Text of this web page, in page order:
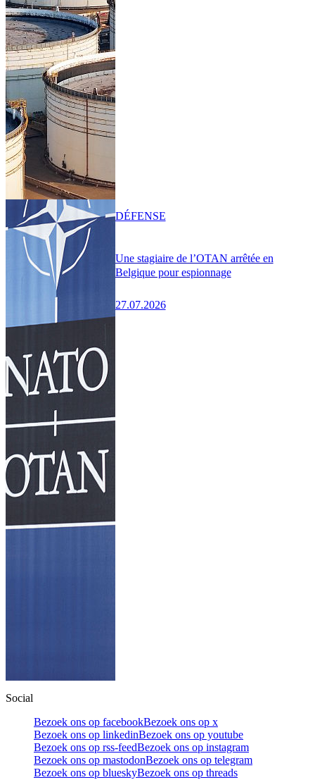
Une stagiaire de l’OTAN arrêtée en
Belgique pour espionnage
27.07.2026
DÉFENSE
Social
Bezoek ons op facebookBezoek ons op x
Bezoek ons op linkedinBezoek ons op youtube
Bezoek ons op rss-feedBezoek ons op instagram
Bezoek ons op mastodonBezoek ons op telegram
Bezoek ons op blueskyBezoek ons op threads